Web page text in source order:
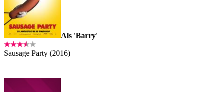
Als 'Barry'
Sausage Party (2016)